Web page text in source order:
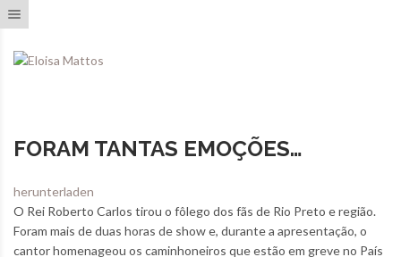
FORAM TANTAS EMOÇÕES…
herunterladen
O Rei Roberto Carlos tirou o fôlego dos fãs de Rio Preto e região.
Foram mais de duas horas de show e, durante a apresentação, o
cantor homenageou os caminhoneiros que estão em greve no País